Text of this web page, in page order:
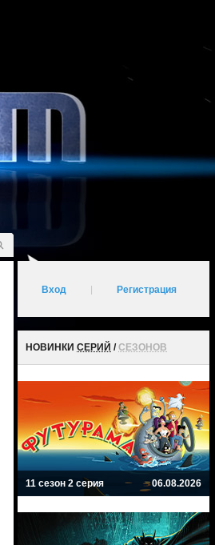
Вход Регистрация
НОВИНКИ СЕРИЙ /СЕЗОНОВ
11 сезон 2 серия 06.08.2026